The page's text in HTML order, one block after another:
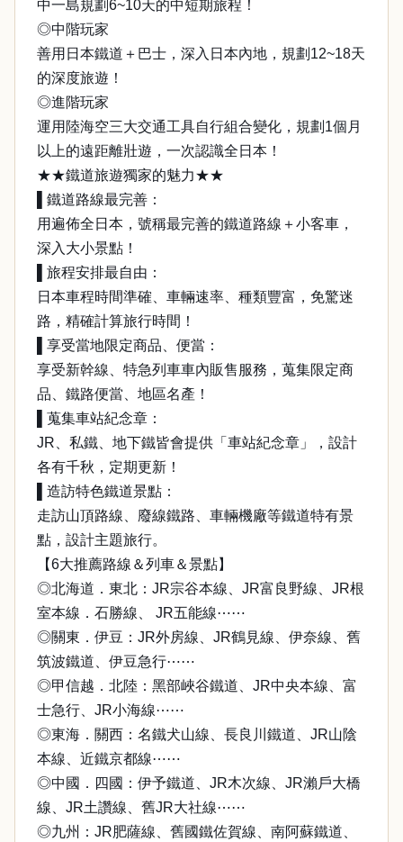
中一島規劃6~10天的中短期旅程！
◎中階玩家
善用日本鐵道＋巴士，深入日本內地，規劃12~18天
的深度旅遊！
◎進階玩家
運用陸海空三大交通工具自行組合變化，規劃1個月
以上的遠距離壯遊，一次認識全日本！
★★鐵道旅遊獨家的魅力★★
▌鐵道路線最完善：
用遍佈全日本，號稱最完善的鐵道路線＋小客車，
深入大小景點！
▌旅程安排最自由：
日本車程時間準確、車輛速率、種類豐富，免驚迷
路，精確計算旅行時間！
▌享受當地限定商品、便當：
享受新幹線、特急列車車內販售服務，蒐集限定商
品、鐵路便當、地區名產！
▌蒐集車站紀念章：
JR、私鐵、地下鐵皆會提供「車站紀念章」，設計
各有千秋，定期更新！
▌造訪特色鐵道景點：
走訪山頂路線、廢線鐵路、車輛機廠等鐵道特有景
點，設計主題旅行。
【6大推薦路線＆列車＆景點】
◎北海道．東北：JR宗谷本線、JR富良野線、JR根
室本線．石勝線、 JR五能線⋯⋯
◎關東．伊豆：JR外房線、JR鶴見線、伊奈線、舊
筑波鐵道、伊豆急行⋯⋯
◎甲信越．北陸：黑部峽谷鐵道、JR中央本線、富
士急行、JR小海線⋯⋯
◎東海．關西：名鐵犬山線、長良川鐵道、JR山陰
本線、近鐵京都線⋯⋯
◎中國．四國：伊予鐵道、JR木次線、JR瀨戶大橋
線、JR土讚線、舊JR大社線⋯⋯
◎九州：JR肥薩線、舊國鐵佐賀線、南阿蘇鐵道、